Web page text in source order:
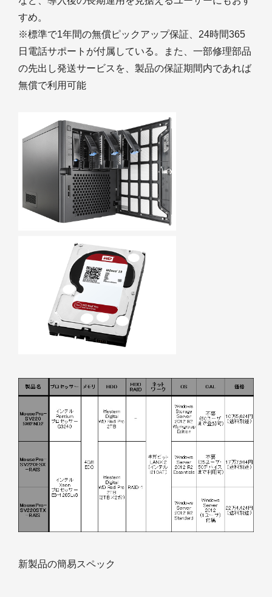
すめ。
※標準で1年間の無償ピックアップ保証、24時間365
日電話サポートが付属している。また、一部修理部品
の先出し発送サービスを、製品の保証期間内であれば
無償で利用可能
新製品の簡易スペック